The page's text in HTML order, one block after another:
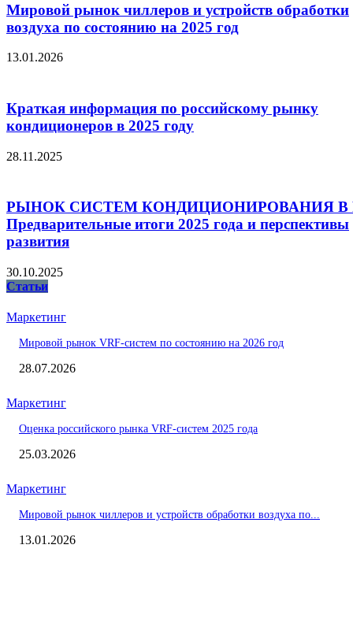
Мировой рынок чиллеров и устройств обработки
воздуха по состоянию на 2025 год
13.01.2026
Краткая информация по российскому рынку
кондиционеров в 2025 году
28.11.2025
РЫНОК СИСТЕМ КОНДИЦИОНИРОВАНИЯ В
Предварительные итоги 2025 года и перспективы
развития
30.10.2025
Статьи
Маркетинг
Мировой рынок VRF-систем по состоянию на 2026 год
28.07.2026
Маркетинг
Оценка российского рынка VRF-систем 2025 года
25.03.2026
Маркетинг
Мировой рынок чиллеров и устройств обработки воздуха по...
13.01.2026